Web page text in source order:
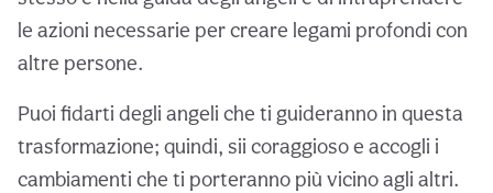
le azioni necessarie per creare legami profondi con
altre persone.
Puoi fidarti degli angeli che ti guideranno in questa
trasformazione; quindi, sii coraggioso e accogli i
cambiamenti che ti porteranno più vicino agli altri.